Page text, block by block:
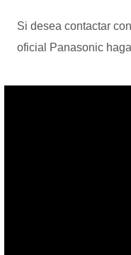
Si desea contactar
oficial Panasonic